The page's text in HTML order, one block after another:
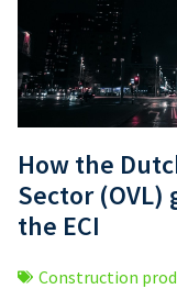
How the
Sector (OVL)
the ECI
Construction